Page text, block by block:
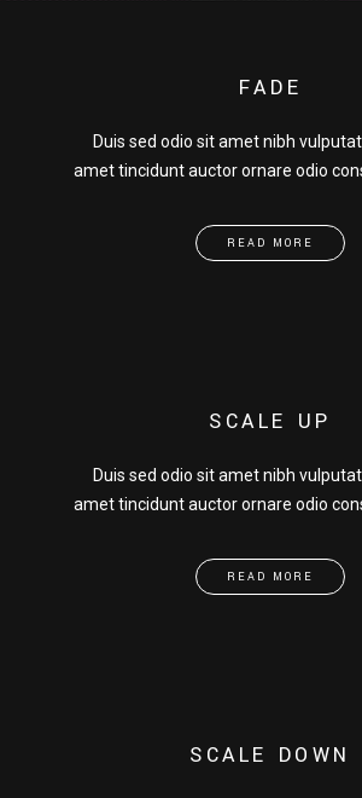
FADE
Duis sed odio sit amet nibh
amet tincidunt auctor ornare odio
READ MORE
SCALE UP
Duis sed odio sit amet nibh
amet tincidunt auctor ornare odio
READ MORE
SCALE DOWN